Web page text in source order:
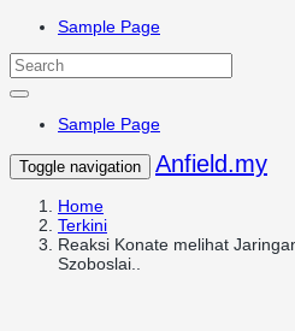
Sample Page
Sample Page
Toggle navigation Anfield.my
Home
Terkini
Reaksi Konate melihat
Szoboslai..